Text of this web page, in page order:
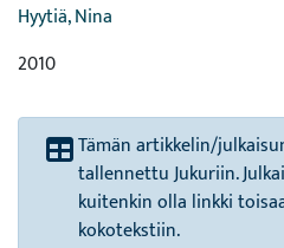
Hyytiä, Nina
2010
Tämän artikkelin/
tallennettu Jukuriin.
kuitenkin olla linkki
kokotekstiin.